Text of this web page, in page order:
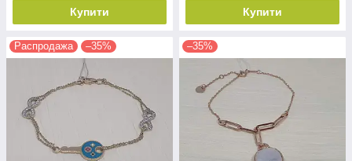
Купити Купити
Распродажа –35% –35%